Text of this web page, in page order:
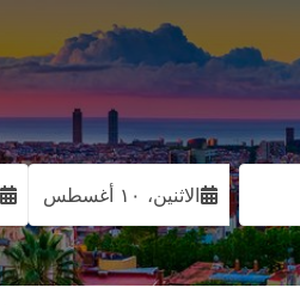
الاثنين، ١٠ أغسطس